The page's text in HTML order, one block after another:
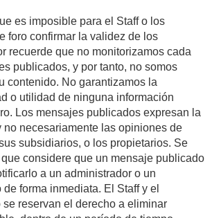
es imposible para el Staff o los
foro confirmar la validez de los
recuerde que no monitorizamos cada
publicados, y por tanto, no somos
contenido. No garantizamos la
o utilidad de ninguna información
Los mensajes publicados expresan la
no necesariamente las opiniones de
subsidiarios, o los propietarios. Se
considere que un mensaje publicado
a un administrador o un
forma inmediata. El Staff y el
se reservan el derecho a eliminar